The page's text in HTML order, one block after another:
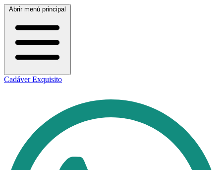
Abrir menú principal
Cadáver Exquisito